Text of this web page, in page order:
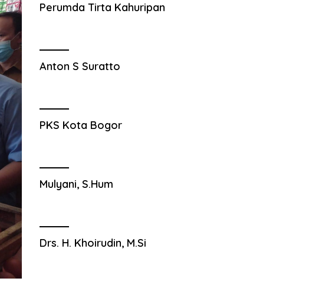
Perumda Tirta Kahuripan
Anton S Suratto
PKS Kota Bogor
Mulyani, S.Hum
Drs. H. Khoirudin, M.Si